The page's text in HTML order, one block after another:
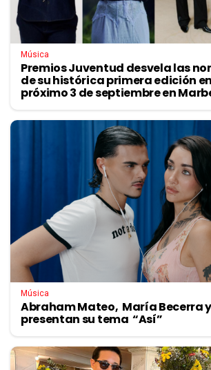
Música
Premios Juventud desvela las
de su histórica primera edición
próximo 3 de septiembre en
Música
Abraham Mateo, María Becerra
presentan su tema “Así”